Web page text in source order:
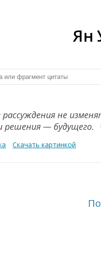
Ян
не
решения — будущего.
Скачать картинкой